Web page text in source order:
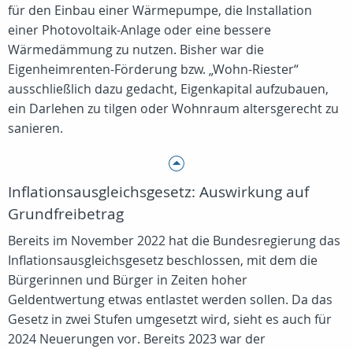
für den Einbau einer Wärmepumpe, die Installation
einer Photovoltaik-Anlage oder eine bessere
Wärmedämmung zu nutzen. Bisher war die
Eigenheimrenten-Förderung bzw. „Wohn-Riester“
ausschließlich dazu gedacht, Eigenkapital aufzubauen,
ein Darlehen zu tilgen oder Wohnraum altersgerecht zu
sanieren.
Inflationsausgleichsgesetz: Auswirkung auf
Grundfreibetrag
Bereits im November 2022 hat die Bundesregierung das
Inflationsausgleichsgesetz beschlossen, mit dem die
Bürgerinnen und Bürger in Zeiten hoher
Geldentwertung etwas entlastet werden sollen. Da das
Gesetz in zwei Stufen umgesetzt wird, sieht es auch für
2024 Neuerungen vor. Bereits 2023 war der